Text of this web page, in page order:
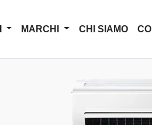
MARCHI CHI SIAMO